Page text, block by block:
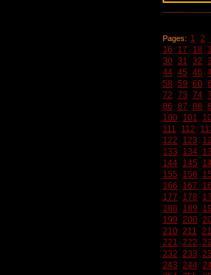
Pages: 1 2
16
17 18
30 31 32
44 45 46
58 59 60
72 73 74
86 87 88
100 101
111
112
122
123
133
134
144 145
155
156
166
167
177
178
188
189
199 200
210 211
221 222
232 233
243 244